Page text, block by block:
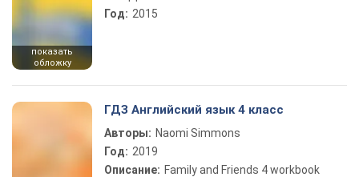
показать
обложку
Год: 2015
ГДЗ Английский язык 4 класс
Авторы: Naomi Simmons
Год: 2019
Описание: Family and Friends 4 workbook